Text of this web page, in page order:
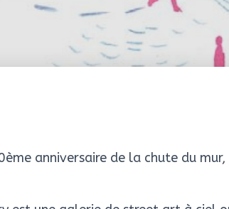
anniversaire de la chute du